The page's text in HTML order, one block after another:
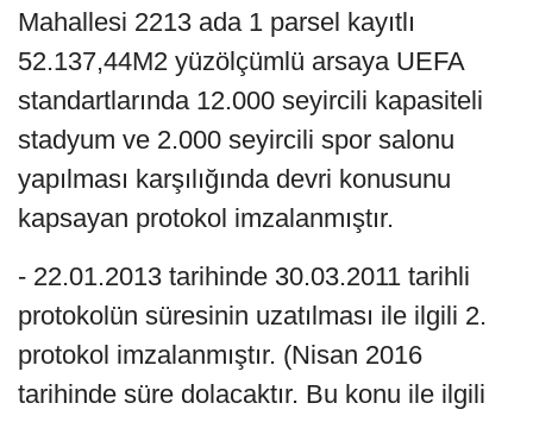
Mahallesi 2213 ada 1 parsel kayıtlı
52.137,44M2 yüzölçümlü arsaya UEFA
standartlarında 12.000 seyircili kapasiteli
stadyum ve 2.000 seyircili spor salonu
yapılması karşılığında devri konusunu
kapsayan protokol imzalanmıştır.
- 22.01.2013 tarihinde 30.03.2011 tarihli
protokolün süresinin uzatılması ile ilgili 2.
protokol imzalanmıştır. (Nisan 2016
tarihinde süre dolacaktır. Bu konu ile ilgili